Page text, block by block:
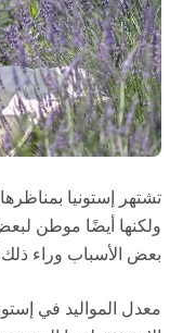
تشتهر إستونيا
ولكنها أيضًا موطن
بعض الأسباب وراء
معدل المواليد في